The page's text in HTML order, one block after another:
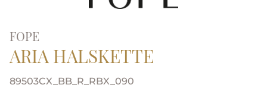
FOPE
ARIA HALSKETTE
89503CX_BB_R_RBX_090